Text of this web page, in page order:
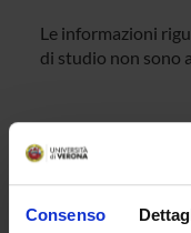
Consenso
Le informazioni
di studio non sono
Presentazione
Come iscriversi
Preparati con Univr